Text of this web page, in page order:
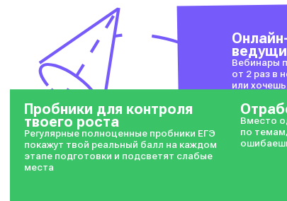
Вебинары
от 2 раз в
или
Пробники для контроля
твоего роста
Регулярные полноценные пробники ЕГЭ
покажут твой реальный балл на каждом
этапе подготовки и подсветят слабые
места
Вместо
по